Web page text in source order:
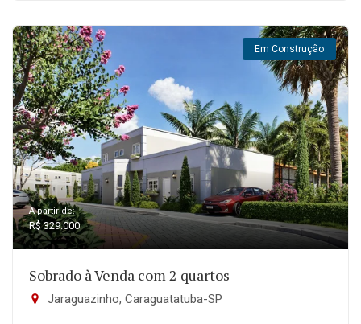
Em Construção
A partir de:
R$ 329.000
Sobrado à Venda com 2 quartos
Jaraguazinho, Caraguatatuba-SP